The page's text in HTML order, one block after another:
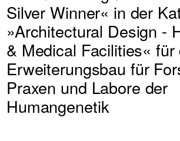
Silver Winner« in der
»Architectural Design -
& Medical Facilities« für
Erweiterungsbau für
Praxen und Labore der
Humangenetik